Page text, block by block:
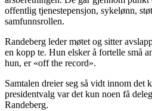
offentlig tjenestepensjon, sykelønn,
samfunnsrollen.
Randeberg leder møtet og sitter
en kopp te. Hun elsker å fortelle små
hun, er «off the record».
Samtalen dreier seg så vidt innom det
presidentvalg var det kun noen få
Randeberg.